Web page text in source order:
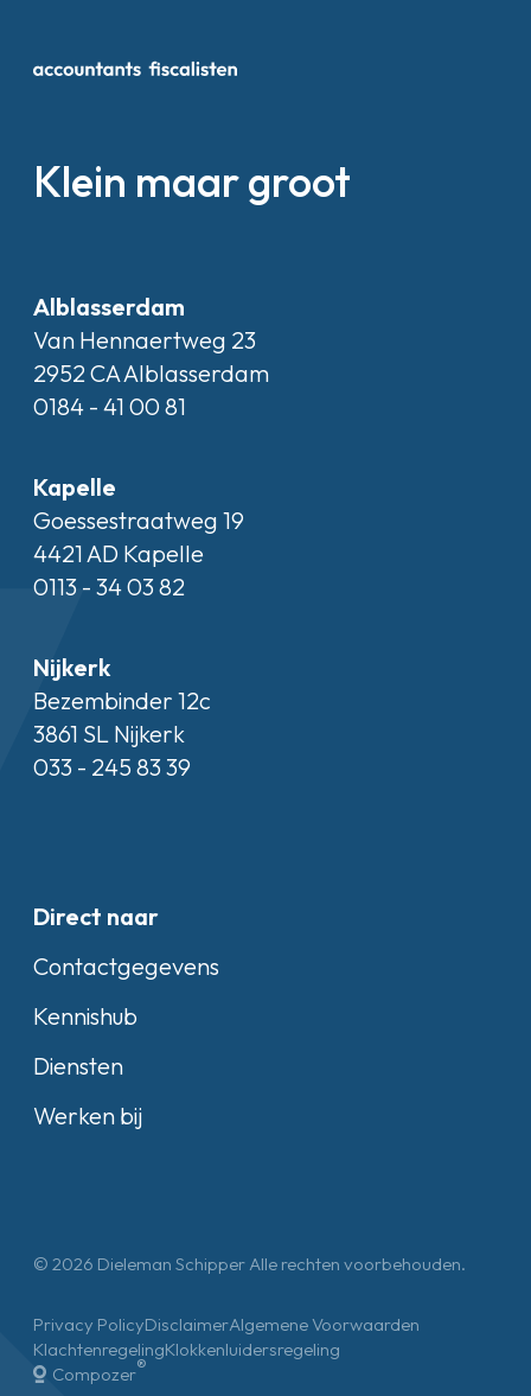
Klein maar groot
Alblasserdam
Van Hennaertweg 23
2952 CA Alblasserdam
0184 - 41 00 81
Kapelle
Goessestraatweg 19
4421 AD Kapelle
0113 - 34 03 82
Nijkerk
Bezembinder 12c
3861 SL Nijkerk
033 - 245 83 39
Direct naar
Contactgegevens
Kennishub
Diensten
Werken bij
© 2026 Dieleman Schipper Alle rechten voorbehouden.
Privacy PolicyDisclaimerAlgemene Voorwaarden
KlachtenregelingKlokkenluidersregeling
Compozer®